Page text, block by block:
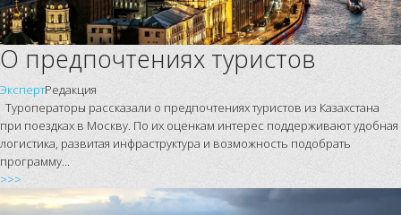
О предпочтениях туристов
ЭкспертРедакция
Туроператоры рассказали о предпочтениях туристов из Казахстана
при поездках в Москву. По их оценкам интерес поддерживают удобная
логистика, развитая инфраструктура и возможность подобрать
программу...
>>>